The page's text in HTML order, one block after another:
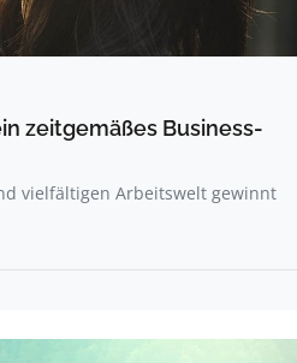
zeitgemäßes Business-
vielfältigen Arbeitswelt gewinnt